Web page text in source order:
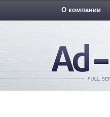
О компании